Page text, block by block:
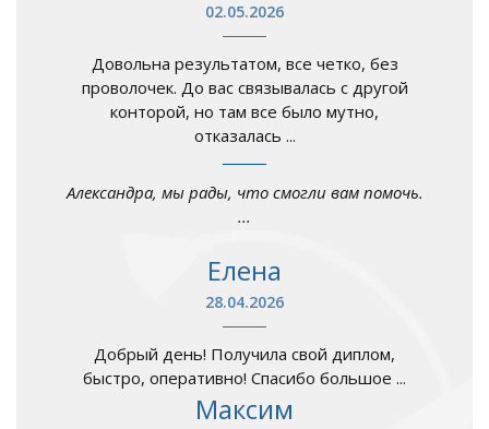
02.05.2026
Довольна результатом, все четко, без
проволочек. До вас связывалась с другой
конторой, но там все было мутно,
отказалась ...
Александра, мы рады, что смогли вам помочь.
...
Елена
28.04.2026
Добрый день! Получила свой диплом,
быстро, оперативно! Спасибо большое ...
Максим